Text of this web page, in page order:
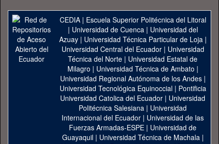
CEDIA| Escuela Superior Politécnica del Litoral
| Universidad de Cuenca| Universidad del
Azuay| Universidad Técnica Particular de Loja|
Universidad Central del Ecuador| Universidad
Técnica del Norte | Universidad Estatal de
Milagro | Universidad Técnica de Ambato |
Universidad Regional Autónoma de los Andes|
Universidad Tecnológica Equinoccial| Pontificia
Universidad Catolica del Ecuador | Universidad
Politécnica Salesiana | Universidad
Internacional del Ecuador | Universidad de las
Fuerzas Armadas-ESPE | Universidad de
Guayaquil| Universidad Técnica de Machala|